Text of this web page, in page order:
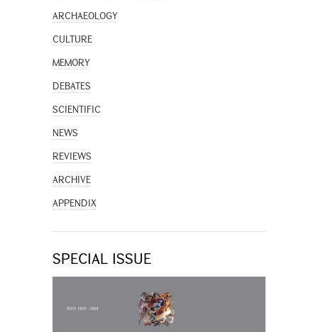
ARCHAEOLOGY
CULTURE
MEMORY
DEBATES
SCIENTIFIC
NEWS
REVIEWS
ARCHIVE
APPENDIX
SPECIAL ISSUE